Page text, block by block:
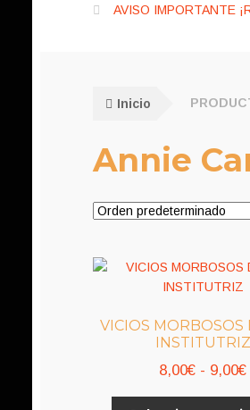
AVISO IMPORTANTE
Inicio
Annie
VICIOS MORBOSOS
INSTITUTRIZ
8,00€ - 9,00€